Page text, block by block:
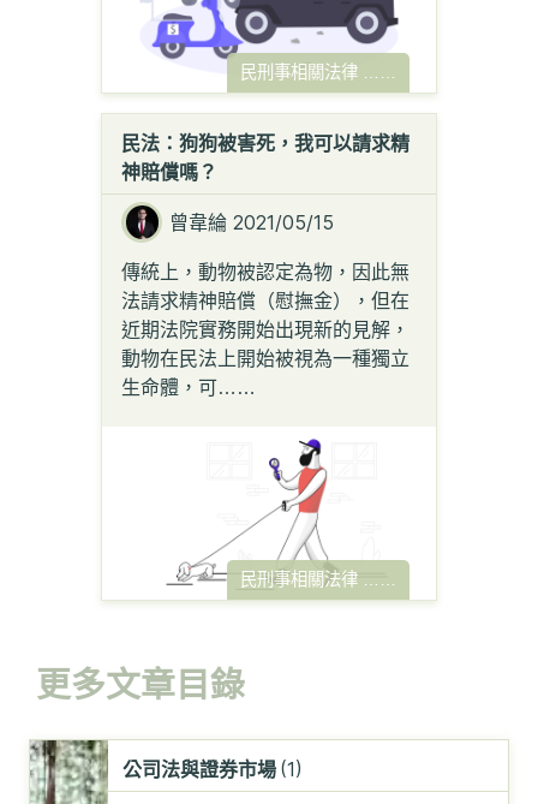
民刑事相關法律 ……
民法：狗狗被害死，我可以請求精
神賠償嗎？
曾韋綸2021/05/15
傳統上，動物被認定為物，因此無
法請求精神賠償（慰撫金），但在
近期法院實務開始出現新的見解，
動物在民法上開始被視為一種獨立
生命體，可……
民刑事相關法律 ……
更多文章目錄
公司法與證券市場 (1)